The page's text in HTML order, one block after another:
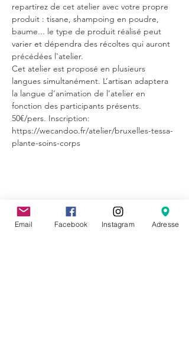
repartirez de cet atelier avec votre propre
produit : tisane, shampoing en poudre,
baume... le type de produit réalisé peut
varier et dépendra des récoltes qui auront
précédées l'atelier.
Cet atelier est proposé en plusieurs
langues simultanément. L’artisan adaptera
la langue d’animation de l’atelier en
fonction des participants présents.
50€/pers. Inscription:
https://wecandoo.fr/atelier/bruxelles-tessa-
plante-soins-corps
Partager cet événement
Email Facebook Instagram Adresse